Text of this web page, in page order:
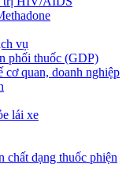
vụ
phối thuốc (GDP)
cơ quan, doanh nghiệp
lái xe
chất dạng thuốc phiện